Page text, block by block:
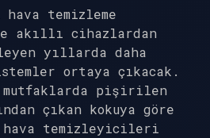
hava temizleme
akıllı cihazlardan
yıllarda daha
ortaya çıkacak.
pişirilen
çıkan kokuya göre
hava temizleyicileri